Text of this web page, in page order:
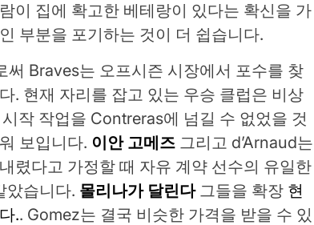
이 집에 확고한 베테랑이 있다는 확신을 가
부분을 포기하는 것이 더 쉽습니다.
써 Braves는 오프시즌 시장에서 포수를 찾
. 현재 자리를 잡고 있는 우승 클럽은 비상
작 작업을 Contreras에 넘길 수 없었을 것
보입니다. 이안 고메즈 그리고 d’Arnaud는
렸다고 가정할 때 자유 계약 선수의 유일한
았습니다. 몰리나가 달린다그들을 확장 현
.. Gomez는 결국 비슷한 가격을 받을 수 있